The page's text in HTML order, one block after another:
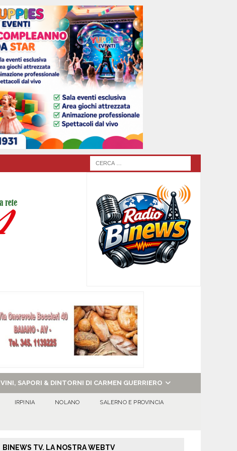
VINI, SAPORI & DINTORNI DI CARMEN GUERRIERO
IRPINIA NOLANO SALERNO E PROVINCIA
BINEWS TV. LA NOSTRA WEBTV